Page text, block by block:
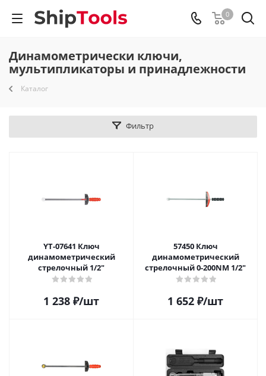
0
Динамометрически ключи,
мультипликаторы и принадлежности
Каталог
Фильтр
YT-07641 Ключ
динамометрический
стрелочный 1/2"
1 238 ₽/шт
57450 Ключ
динамометрический
стрелочный 0-200NM 1/2"
1 652 ₽/шт